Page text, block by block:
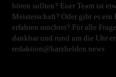
hören sollten? Euer Team ist
Meisterschaft? Oder gibt es ein
erfahren möchtet? Für alle
dankbar und rund um die Uhr
redaktion@harzhelden.news